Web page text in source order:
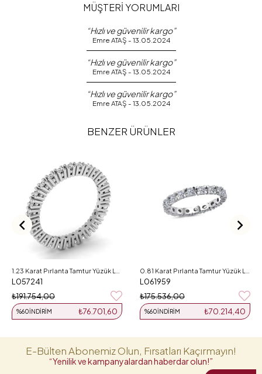
MÜŞTERİ YORUMLARI
“Hızlı ve güvenilir kargo”
Emre ATAŞ - 13.05.2024
“Hızlı ve güvenilir kargo”
Emre ATAŞ - 13.05.2024
“Hızlı ve güvenilir kargo”
Emre ATAŞ - 13.05.2024
BENZER ÜRÜNLER
L057241
₺76.701,60
%60İNDIRIM
₺191.754,00
L061959
₺70.214,40
%60İNDIRIM
₺175.536,00
E-Bülten Abonemiz Olun, Fırsatları Kaçırmayın!
“Yenilik ve kampanyalardan haberdar olun!”